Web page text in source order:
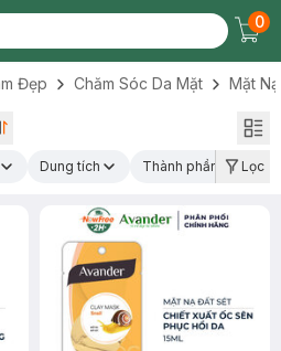
0
Đẹp Chăm Sóc Da Mặt Mặt Nạ
Dung tích Thành phần nổi bật
Lọc